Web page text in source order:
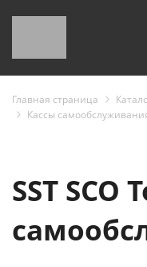
Главная страница
Кассы
SST SCO